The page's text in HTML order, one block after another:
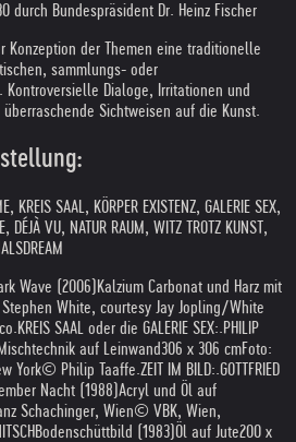
durch Bundespräsident Dr. Heinz Fischer
Konzeption der Themen eine traditionelle
sammlungs- oder
Kontroversielle Dialoge, Irritationen und
Sichtweisen auf die Kunst.
KREIS SAAL, KÖRPER EXISTENZ, GALERIE SEX,
DÉJÀ VU, NATUR RAUM, WITZ TROTZ KUNST,
Wave (2006) Kalzium Carbonat und Harz mit
Stephen White, courtesy Jay Jopling/White
.KREIS SAAL oder die GALERIE SEX:.PHILIP
Mischtechnik auf Leinwand306 x 306 cmFoto:
York© Philip Taaffe.ZEIT IM BILD:.GOTTFRIED
Nacht (1988) Acryl und Öl auf
Schachinger, Wien© VBK, Wien,
Bodenschüttbild (1983) Öl auf Jute200 x